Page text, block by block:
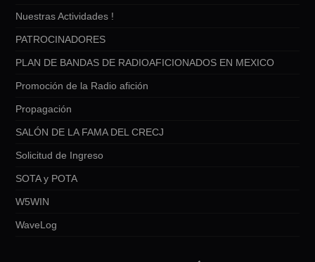
Nuestras Actividades !
PATROCINADORES
PLAN DE BANDAS DE RADIOAFICIONADOS EN MEXICO
Promoción de la Radio afición
Propagación
SALÓN DE LA FAMA DEL CRECJ
Solicitud de Ingreso
SOTA y POTA
W5WIN
WaveLog